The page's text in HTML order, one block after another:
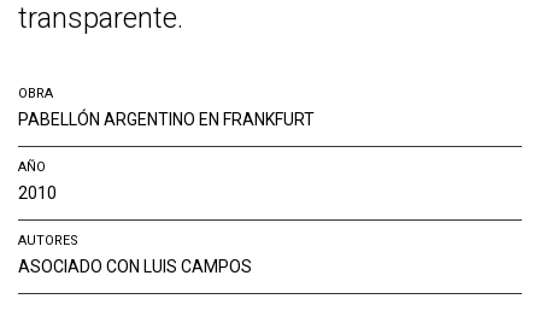
transparente.
OBRA
PABELLÓN ARGENTINO EN FRANKFURT
AÑO
2010
AUTORES
ASOCIADO CON LUIS CAMPOS